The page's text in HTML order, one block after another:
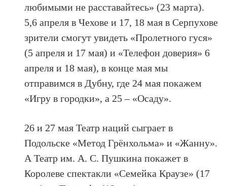
любимыми не расставайтесь» (23 марта).
5,6 апреля в Чехове и 17, 18 мая в Серпухове
зрители смогут увидеть «Пролетного гуся»
(5 апреля и 17 мая) и «Телефон доверия» 6
апреля и 18 мая), в конце мая мы
отправимся в Дубну, где 24 мая покажем
«Игру в городки», а 25 – «Осаду».
26 и 27 мая Театр наций сыграет в
Подольске «Метод Грёнхольма» и «Жанну».
А Театр им. А. С. Пушкина покажет в
Королеве спектакли «Семейка Краузе» (17